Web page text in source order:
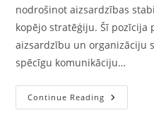
nodrošinot aizsardzības
kopējo stratēģiju. Šī pozīcija
aizsardzību un organizāciju
spēcīgu komunikāciju…
Continue Reading Centrālais
Aizsargs